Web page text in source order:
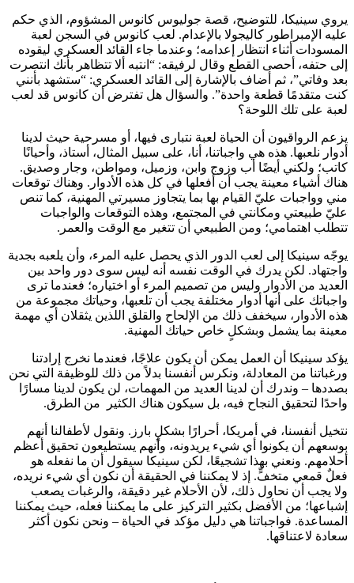
يروي سينيكا، للتوضيح، قصة جوليوس كانوس المشؤوم، الذي حكم
عليه الإمبراطور كاليجولا بالإعدام. لعب كانوس في السجن لعبة
المسودات أثناء انتظار إعدامه؛ وعندما جاء القائد العسكري ليقوده
إلى حتفه، أحصى القطع وقال لرفيقه: “انتبه ألا تتظاهر بأنك انتصرت
بعد وفاتي”، ثم أضاف بالإشارة إلى القائد العسكري: “ستشهد بأنني
كنت متقدمًا قطعة واحدة”. والسؤال هل تفترض أن كانوس قد لعب
لعبة على تلك اللوحة؟
يزعم الرواقيون أن الحياة لعبة نتبارى فيها، أو مسرحية حيث لدينا
أدوار نلعبها. هذه هي واجباتنا، أنا، على سبيل المثال، أستاذ، وأحيانًا
كاتب؛ ولكني أيضًا أب وزوج وابن، وزميل، ومواطن، وجار وصديق.
هناك أشياء معينة يجب أن أفعلها في كل هذه الأدوار. وهناك توقعات
مني وواجبات عليّ القيام بها بما يتجاوز مسيرتي المهنية، كما تنص
عليّ طبيعتي ومكانتي في المجتمع، وهذه التوقعات والواجبات
تتطلب اهتمامي؛ ومن الطبيعي أن تتغير مع الوقت والعمر.
يوجّه سينيكا إلى لعب الدور الذي يحصل عليه المرء، وأن يلعبه بجدية
واجتهاد. لكن يدرك في الوقت نفسه أنه ليس سوى دور واحد بين
العديد من الأدوار وليس من تصميم المرء أو اختياره؛ فعندما ترى
واجباتك على أنها أدوار مختلفة يجب أن تلعبها، وحياتك مجموعة من
هذه الأدوار، سيخفف ذلك من الإلحاح والقلق اللذين يثقلان أي مهمة
معينة بما يشمل وبشكلٍ خاص حياتك المهنية.
يؤكد سينيكا أن العمل يمكن أن يكون علاجًا، فعندما نخرج إرادتنا
ورغباتنا من المعادلة، ونكرس أنفسنا بدلاً من ذلك للوظيفة التي نحن
بصددها – وندرك أن لدينا العديد من المهمات، لن يكون لدينا مسارًا
واحدًا لتحقيق النجاح فيه، بل سيكون هناك الكثير من الطرق.
نتخيل أنفسنا، في أمريكا، أحرارًا بشكلٍ بارز. ونقول لأطفالنا أنهم
بوسعهم أن يكونوا أي شيء يريدونه، وأنهم يستطيعون تحقيق أعظم
أحلامهم. ونعني بهذا تشجيعًا، لكن سينيكا سيقول أن ما نفعله هو
فعلٌ قمعي متخفٍّ. إذ لا يمكننا في الحقيقة أن نكون أي شيء نريده،
ولا يجب أن نحاول ذلك، لأن الأحلام غير دقيقة، والرغبات يصعب
إشباعها؛ من الأفضل بكثير التركيز على ما يمكننا فعله، حيث يمكننا
المساعدة. فواجباتنا هي دليل مؤكد في الحياة – ونحن نكون أكثر
سعادة لاعتناقها.